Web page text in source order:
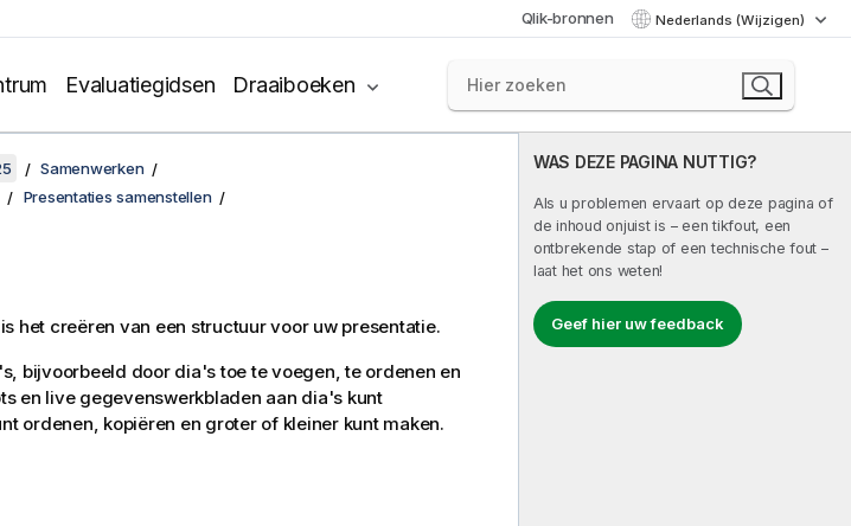
Qlik-bronnen Nederlands (Wijzigen)
Evaluatiegidsen Draaiboeken
WAS DEZE PAGINA NUTTIG?
Als u problemen ervaart op deze pagina of
de inhoud onjuist is – een tikfout, een
ontbrekende stap of een technische fout –
laat het ons weten!
Geef hier uw feedback
Samenwerken
Presentaties samenstellen
het creëren van een structuur voor uw presentatie.
bijvoorbeeld door dia's toe te voegen, te ordenen en
en live gegevenswerkbladen aan dia's kunt
ordenen, kopiëren en groter of kleiner kunt maken.